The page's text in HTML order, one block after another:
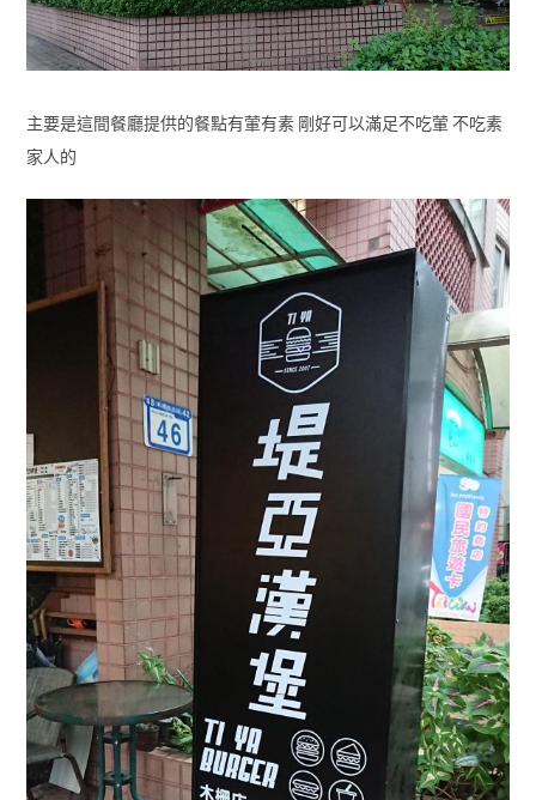
主要是這間餐廳提供的餐點有葷有素 剛好可以滿足不吃葷 不吃素
家人的